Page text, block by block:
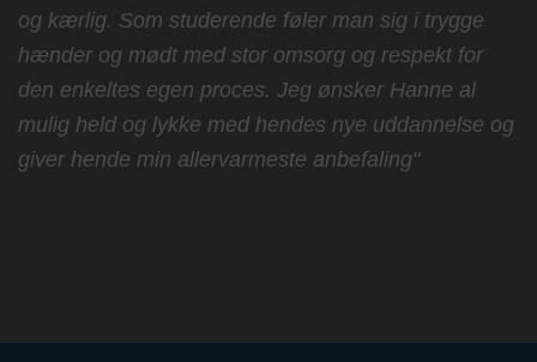
og kærlig. Som studerende føler man sig i trygge
hænder og mødt med stor omsorg og respekt for
den enkeltes egen proces. Jeg ønsker Hanne al
mulig held og lykke med hendes nye uddannelse og
giver hende min allervarmeste anbefaling